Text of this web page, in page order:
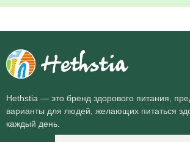
Hethstia — это бренд здорового питания,
варианты для людей, желающих питаться
каждый день.